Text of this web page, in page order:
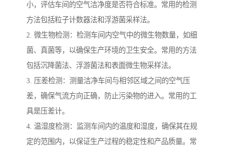
小，评估车间的空气洁净度是否符合标准。常用的检测
方法包括粒子计数器法和浮游菌采样法。
2. 微生物检测：检测车间内空气中的微生物数量，如细
菌、真菌等，以确保生产环境的卫生安全。常用的方法
包括沉降菌法、浮游菌法和表面微生物采样法。
3. 压差检测：测量洁净车间与相邻区域之间的空气压
差，确保气流方向正确，防止污染物的进入。常用的工
具是压差计。
4. 温湿度检测：监测车间内的温度和湿度，确保其在规
定的范围内，以保证生产过程的稳定性和产品质量。常